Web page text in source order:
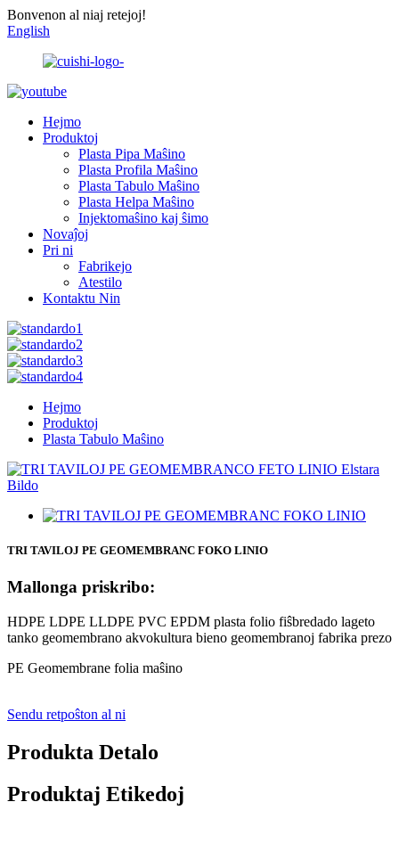
Bonvenon al niaj retejoj!
English
Hejmo
Produktoj
Plasta Pipa Maŝino
Plasta Profila Maŝino
Plasta Tabulo Maŝino
Plasta Helpa Maŝino
Injektomaŝino kaj ŝimo
Novaĵoj
Pri ni
Fabrikejo
Atestilo
Kontaktu Nin
Hejmo
Produktoj
Plasta Tabulo Maŝino
TRI TAVILOJ PE GEOMEMBRANC FOKO LINIO
Mallonga priskribo:
HDPE LDPE LLDPE PVC EPDM plasta folio fiŝbredado lageto
tanko geomembrano akvokultura bieno geomembranoj fabrika prezo
PE Geomembrane folia maŝino
Sendu retpoŝton al ni
Produkta Detalo
Produktaj Etikedoj